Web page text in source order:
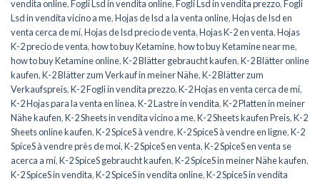
vendita online,Fogli Lsd in vendita online,Fogli Lsd in vendita prezzo,Fogli
Lsd in vendita vicino a me,Hojas de lsd a la venta online,Hojas de lsd en
venta cerca de mí,Hojas de lsd precio de venta,Hojas K-2 en venta,Hojas
K-2 precio de venta,how to buy Ketamine,how to buy Ketamine near me,
how to buy Ketamine online,K-2 Blätter gebraucht kaufen,K-2 Blätter online
kaufen,K-2 Blätter zum Verkauf in meiner Nähe,K-2 Blätter zum
Verkaufspreis,K-2 Fogli in vendita prezzo,K-2 Hojas en venta cerca de mí,
K-2 Hojas para la venta en línea,K-2 Lastre in vendita,K-2 Platten in meiner
Nähe kaufen,K-2 Sheets in vendita vicino a me,K-2 Sheets kaufen Preis,K-2
Sheets online kaufen,K-2 SpiceS à vendre,K-2 SpiceS à vendre en ligne,K-2
SpiceS à vendre près de moi,K-2 SpiceS en venta,K-2 SpiceS en venta se
acerca a mí,K-2 SpiceS gebraucht kaufen,K-2 SpiceS in meiner Nähe kaufen,
K-2 SpiceS in vendita,K-2 SpiceS in vendita online,K-2 SpiceS in vendita